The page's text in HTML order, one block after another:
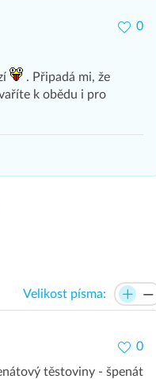
0
. Připadá mi, že
k obědu i pro
Velikost písma:
0
těstoviny - špenát